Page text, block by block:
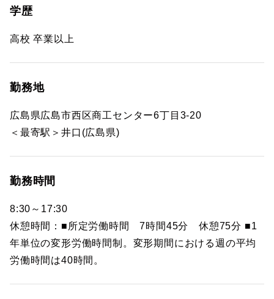
学歴
高校 卒業以上
勤務地
広島県広島市西区商工センター6丁目3-20
＜最寄駅＞井口(広島県)
勤務時間
8:30～17:30
休憩時間：■所定労働時間 7時間45分 休憩75分 ■1
年単位の変形労働時間制。変形期間における週の平均
労働時間は40時間。